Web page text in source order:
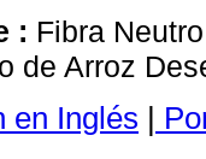
: Fibra
de Arroz
en Inglés |